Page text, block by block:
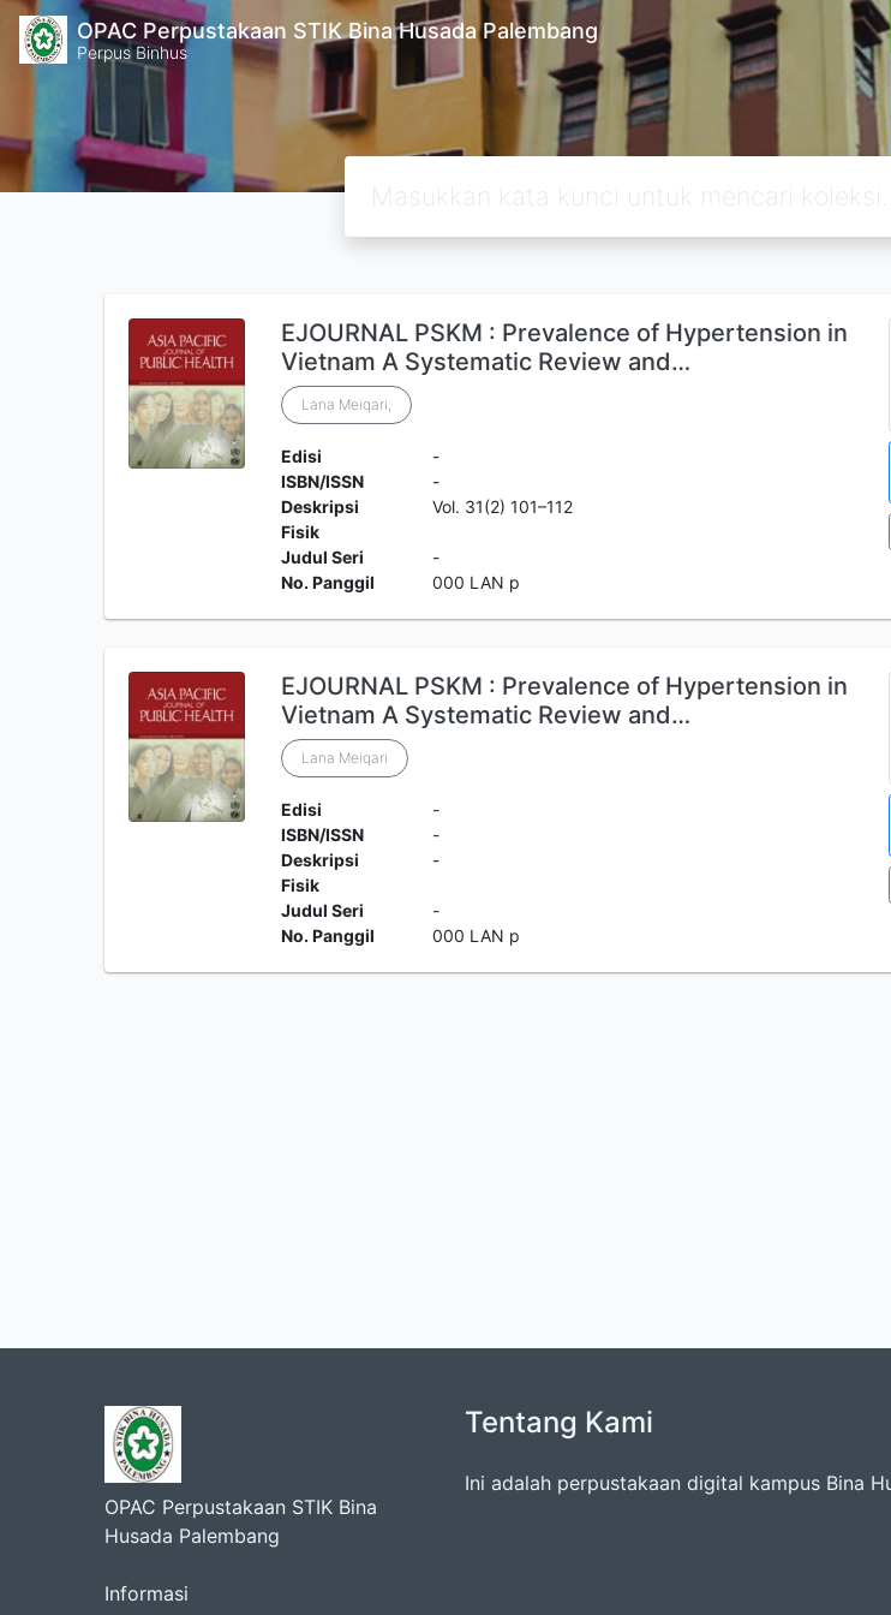
OPAC Perpustakaan STIK Bina Husada Palembang
Perpus Binhus
EJOURNAL PSKM : Prevalence of Hypertension in
Vietnam A Systematic Review and…
Lana Meiqari,
Edisi
-
ISBN/ISSN
-
Deskripsi
Fisik
Vol. 31(2) 101–112
Judul Seri
-
No. Panggil
000 LAN p
EJOURNAL PSKM : Prevalence of Hypertension in
Vietnam A Systematic Review and…
Lana Meiqari
Edisi
-
ISBN/ISSN
-
Deskripsi
Fisik
-
Judul Seri
-
No. Panggil
000 LAN p
OPAC Perpustakaan STIK Bina
Husada Palembang
Informasi
Tentang Kami
Ini adalah perpustakaan digital kampus Bina